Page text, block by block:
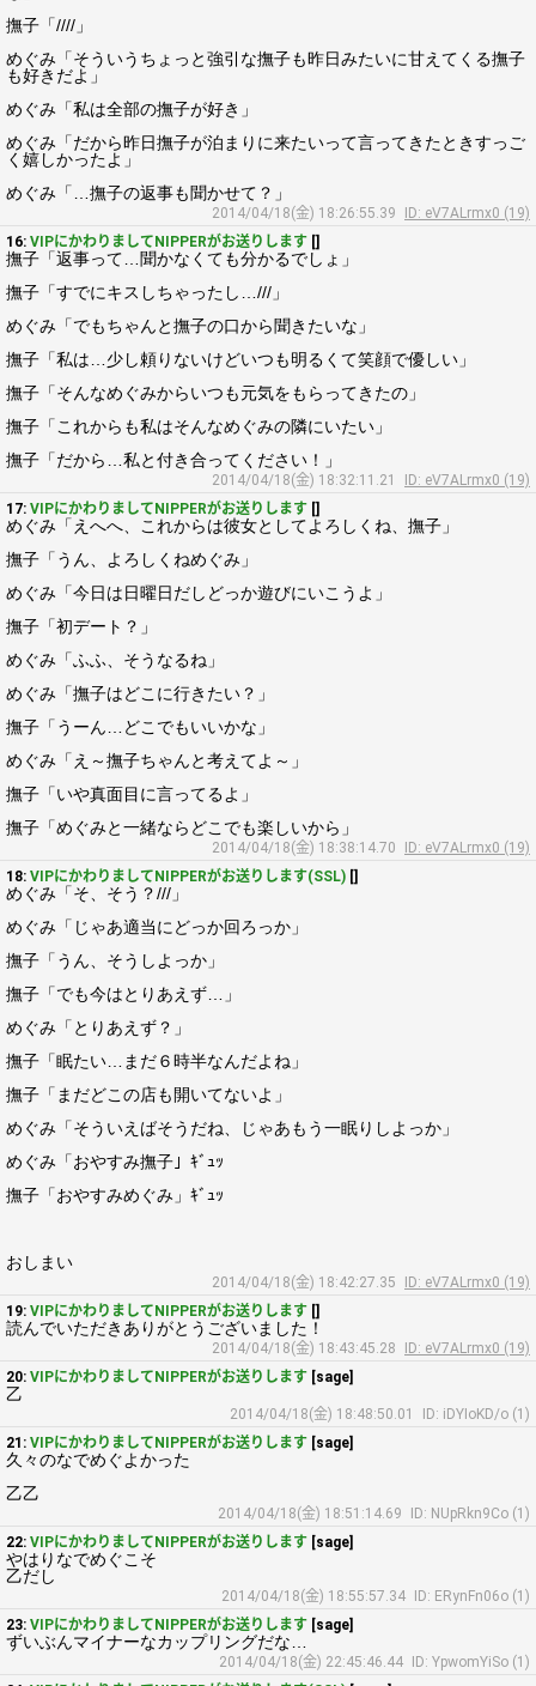
撫子「////」
めぐみ「そういうちょっと強引な撫子も昨日みたいに甘えてくる撫子
も好きだよ」
めぐみ「私は全部の撫子が好き」
めぐみ「だから昨日撫子が泊まりに来たいって言ってきたときすっご
く嬉しかったよ」
めぐみ「…撫子の返事も聞かせて？」
2014/04/18(金) 18:26:55.39
ID: eV7ALrmx0 (19)
16: VIPにかわりましてNIPPERがお送りします []
撫子「返事って…聞かなくても分かるでしょ」
撫子「すでにキスしちゃったし…///」
めぐみ「でもちゃんと撫子の口から聞きたいな」
撫子「私は…少し頼りないけどいつも明るくて笑顔で優しい」
撫子「そんなめぐみからいつも元気をもらってきたの」
撫子「これからも私はそんなめぐみの隣にいたい」
撫子「だから…私と付き合ってください！」
2014/04/18(金) 18:32:11.21
ID: eV7ALrmx0 (19)
17: VIPにかわりましてNIPPERがお送りします []
めぐみ「えへへ、これからは彼女としてよろしくね、撫子」
撫子「うん、よろしくねめぐみ」
めぐみ「今日は日曜日だしどっか遊びにいこうよ」
撫子「初デート？」
めぐみ「ふふ、そうなるね」
めぐみ「撫子はどこに行きたい？」
撫子「うーん…どこでもいいかな」
めぐみ「え～撫子ちゃんと考えてよ～」
撫子「いや真面目に言ってるよ」
撫子「めぐみと一緒ならどこでも楽しいから」
2014/04/18(金) 18:38:14.70
ID: eV7ALrmx0 (19)
18: VIPにかわりましてNIPPERがお送りします(SSL) []
めぐみ「そ、そう？///」
めぐみ「じゃあ適当にどっか回ろっか」
撫子「うん、そうしよっか」
撫子「でも今はとりあえず…」
めぐみ「とりあえず？」
撫子「眠たい…まだ６時半なんだよね」
撫子「まだどこの店も開いてないよ」
めぐみ「そういえばそうだね、じゃあもう一眠りしよっか」
めぐみ「おやすみ撫子」ｷﾞｭｯ
撫子「おやすみめぐみ」ｷﾞｭｯ
おしまい
2014/04/18(金) 18:42:27.35
ID: eV7ALrmx0 (19)
19: VIPにかわりましてNIPPERがお送りします []
読んでいただきありがとうございました！
2014/04/18(金) 18:43:45.28
ID: eV7ALrmx0 (19)
20: VIPにかわりましてNIPPERがお送りします [sage]
乙
2014/04/18(金) 18:48:50.01
ID: iDYIoKD/o (1)
21: VIPにかわりましてNIPPERがお送りします [sage]
久々のなでめぐよかった
乙乙
2014/04/18(金) 18:51:14.69
ID: NUpRkn9Co (1)
22: VIPにかわりましてNIPPERがお送りします [sage]
やはりなでめぐこそ
乙だし
2014/04/18(金) 18:55:57.34
ID: ERynFn06o (1)
23: VIPにかわりましてNIPPERがお送りします [sage]
ずいぶんマイナーなカップリングだな…
2014/04/18(金) 22:45:46.44
ID: YpwomYiSo (1)